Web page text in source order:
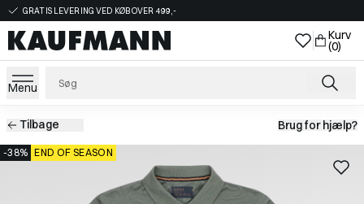
GRATIS LEVERING VED KØB OVER 499,-
Kurv
(0)
Menu
Tilbage Brug for hjælp?
-38% END OF SEASON